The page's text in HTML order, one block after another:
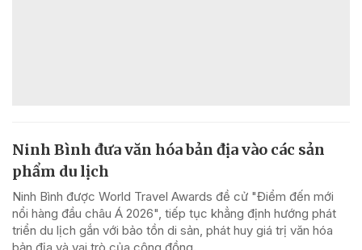
Ninh Bình đưa văn hóa bản địa vào các sản
phẩm du lịch
Ninh Bình được World Travel Awards đề cử "Điểm đến mới
nổi hàng đầu châu Á 2026", tiếp tục khẳng định hướng phát
triển du lịch gắn với bảo tồn di sản, phát huy giá trị văn hóa
bản địa và vai trò của cộng đồng.